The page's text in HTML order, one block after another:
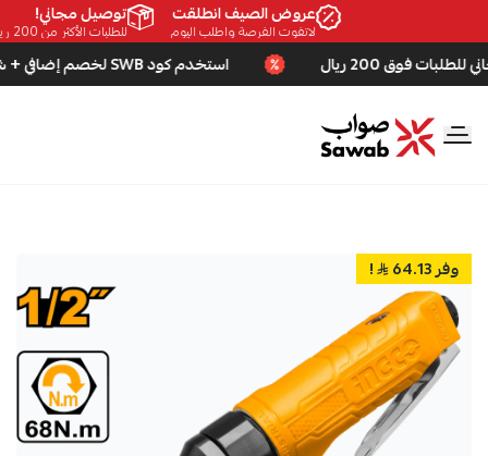
عروض الصيف انطلقت
لاتفوت الفرصة واطلب اليوم
توصيل مجاني!
للطلبات الأكثر من 200 ريال!
استخدم كود SWB لخصم إضافي + شحن مجاني للطلبات فوق 200 ريال
صواب
وفر 64.13 !